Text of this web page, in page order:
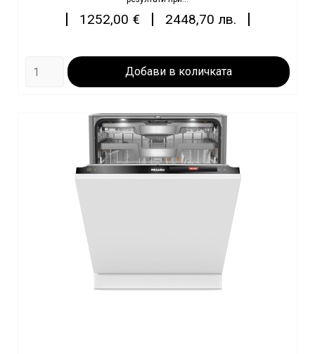
Цена
1252,00 €| 2448,70 лв.
Добави в количката